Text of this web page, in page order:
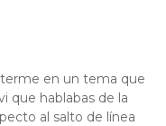
en un tema que
que hablabas de la
al salto de línea